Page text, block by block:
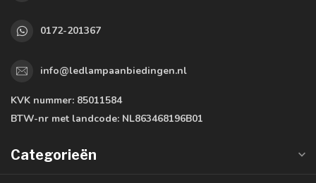
0172-201367
info@ledlampaanbiedingen.nl
KVK nummer: 85011584
BTW-nr met landcode: NL863468196B01
Categorieën